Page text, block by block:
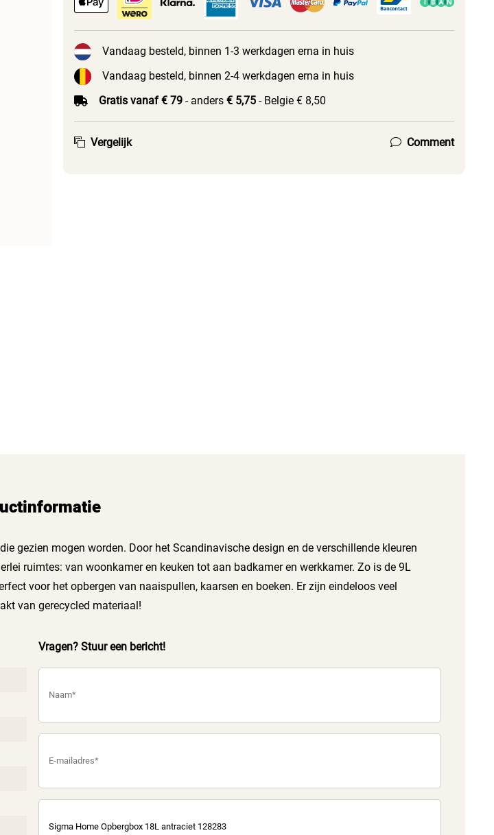
Vandaag besteld, binnen 1-3 werkdagen erna in huis
Vandaag besteld, binnen 2-4 werkdagen erna in huis
Gratis vanaf € 79- anders € 5,75- Belgie € 8,50
Vergelijk Comment
gezien mogen worden. Door het Scandinavische design en de verschillende kleuren
ruimtes: van woonkamer en keuken tot aan badkamer en werkkamer. Zo is de 9L
voor het opbergen van naaispullen, kaarsen en boeken. Er zijn eindeloos veel
van gerecycled materiaal!
Vragen? Stuur een bericht!